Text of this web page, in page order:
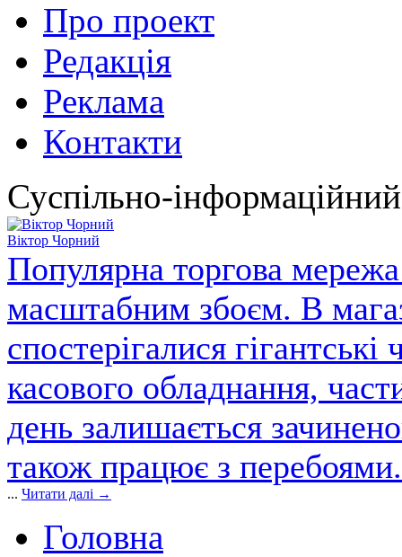
Про проект
Редакція
Реклама
Контакти
Суспільно-
Віктор Чорний
Популярна торгова
масштабним збоєм. В
спостерігалися
касового обладнання,
день залишається
також працює з
... Читати далі →
Головна